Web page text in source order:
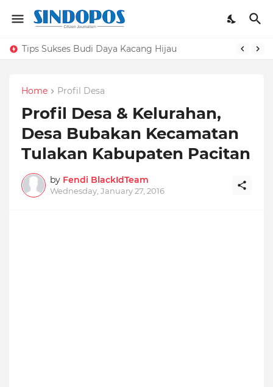
Tips Sukses Budi Daya Kacang Hijau
Home Profil Desa
Profil Desa & Kelurahan,
Desa Bubakan Kecamatan
Tulakan Kabupaten Pacitan
by Fendi BlackIdTeam
Wednesday, January 27, 2016